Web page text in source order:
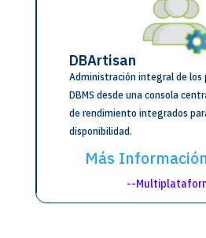
DBArtisan
Administración integral de los
DBMS desde una consola
de rendimiento integrados
disponibilidad.
Más
--